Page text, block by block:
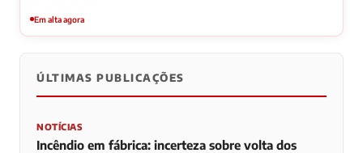
Em alta agora
ÚLTIMAS PUBLICAÇÕES
NOTÍCIAS
Incêndio em fábrica: incerteza sobre volta dos